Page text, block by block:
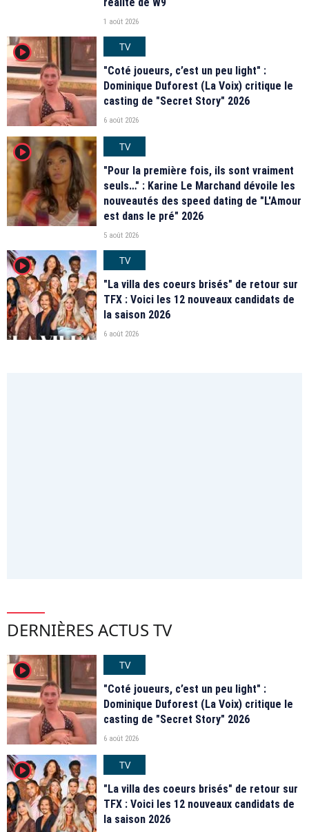
1 août 2026
player2
TV
"Coté joueurs, c’est un peu light" :
Dominique Duforest (La Voix) critique le
casting de "Secret Story" 2026
6 août 2026
player2
TV
"Pour la première fois, ils sont vraiment
seuls…" : Karine Le Marchand dévoile les
nouveautés des speed dating de "L'Amour
est dans le pré" 2026
5 août 2026
player2
TV
"La villa des coeurs brisés" de retour sur
TFX : Voici les 12 nouveaux candidats de
la saison 2026
6 août 2026
DERNIÈRES ACTUS TV
player2
TV
"Coté joueurs, c’est un peu light" :
Dominique Duforest (La Voix) critique le
casting de "Secret Story" 2026
6 août 2026
player2
TV
"La villa des coeurs brisés" de retour sur
TFX : Voici les 12 nouveaux candidats de
la saison 2026